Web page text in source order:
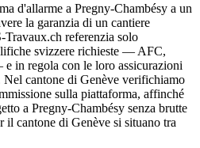
d'allarme a Pregny-Chambésy a un
la garanzia di un cantiere
Travaux.ch referenzia solo
svizzere richieste — AFC,
in regola con le loro assicurazioni
cantone di Genève verifichiamo
sulla piattaforma, affinché
a Pregny-Chambésy senza brutte
il cantone di Genève si situano tra